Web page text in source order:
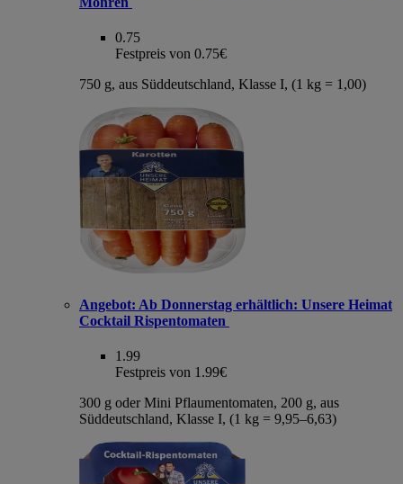
0.75
Festpreis von 0.75€
750 g, aus Süddeutschland, Klasse I, (1 kg = 1,00)
Angebot: Ab Donnerstag erhältlich: Unsere Heimat
Cocktail Rispentomaten
1.99
Festpreis von 1.99€
300 g oder Mini Pflaumentomaten, 200 g, aus
Süddeutschland, Klasse I, (1 kg = 9,95–6,63)